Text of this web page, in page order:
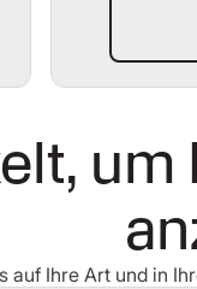
um
auf Ihre Art und in